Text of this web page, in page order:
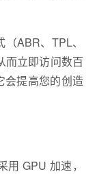
ABR、TPL、
而立即访问数百
会提高您的创造
GPU 加速，